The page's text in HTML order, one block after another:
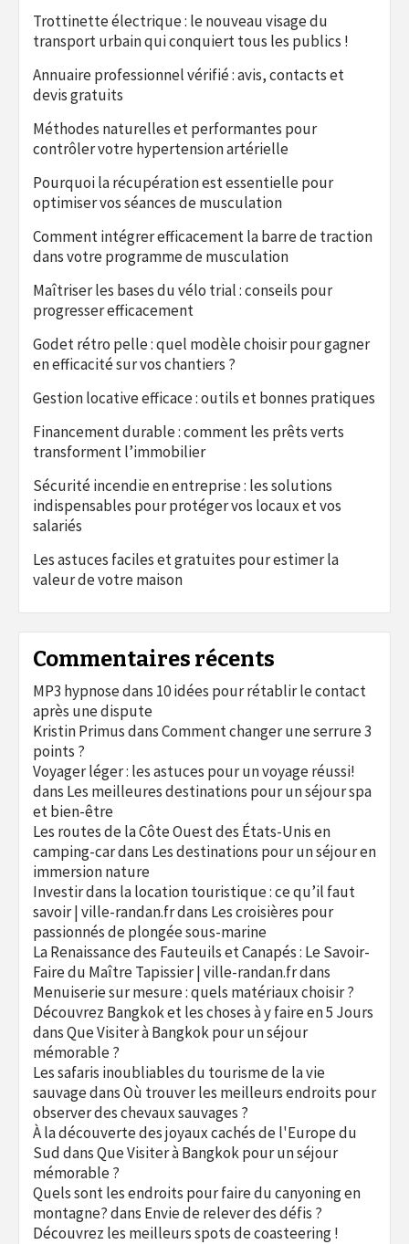
Trottinette électrique : le nouveau visage du
transport urbain qui conquiert tous les publics !
Annuaire professionnel vérifié : avis, contacts et
devis gratuits
Méthodes naturelles et performantes pour
contrôler votre hypertension artérielle
Pourquoi la récupération est essentielle pour
optimiser vos séances de musculation
Comment intégrer efficacement la barre de traction
dans votre programme de musculation
Maîtriser les bases du vélo trial : conseils pour
progresser efficacement
Godet rétro pelle : quel modèle choisir pour gagner
en efficacité sur vos chantiers ?
Gestion locative efficace : outils et bonnes pratiques
Financement durable : comment les prêts verts
transforment l’immobilier
Sécurité incendie en entreprise : les solutions
indispensables pour protéger vos locaux et vos
salariés
Les astuces faciles et gratuites pour estimer la
valeur de votre maison
Commentaires récents
MP3 hypnosedans 10 idées pour rétablir le contact
après une dispute
Kristin PrimusdansComment changer une serrure 3
points ?
Voyager léger : les astuces pour un voyage réussi!
dans Les meilleures destinations pour un séjour spa
et bien-être
Les routes de la Côte Ouest des États-Unis en
camping-cardans Les destinations pour un séjour en
immersion nature
Investir dans la location touristique : ce qu’il faut
savoir | ville-randan.frdans Les croisières pour
passionnés de plongée sous-marine
La Renaissance des Fauteuils et Canapés : Le Savoir-
Faire du Maître Tapissier | ville-randan.frdans
Menuiserie sur mesure : quels matériaux choisir ?
Découvrez Bangkok et les choses à y faire en 5 Jours
dansQue Visiter à Bangkok pour un séjour
mémorable ?
Les safaris inoubliables du tourisme de la vie
sauvagedansOù trouver les meilleurs endroits pour
observer des chevaux sauvages ?
À la découverte des joyaux cachés de l'Europe du
SuddansQue Visiter à Bangkok pour un séjour
mémorable ?
Quels sont les endroits pour faire du canyoning en
montagne?dans Envie de relever des défis ?
Découvrez les meilleurs spots de coasteering !